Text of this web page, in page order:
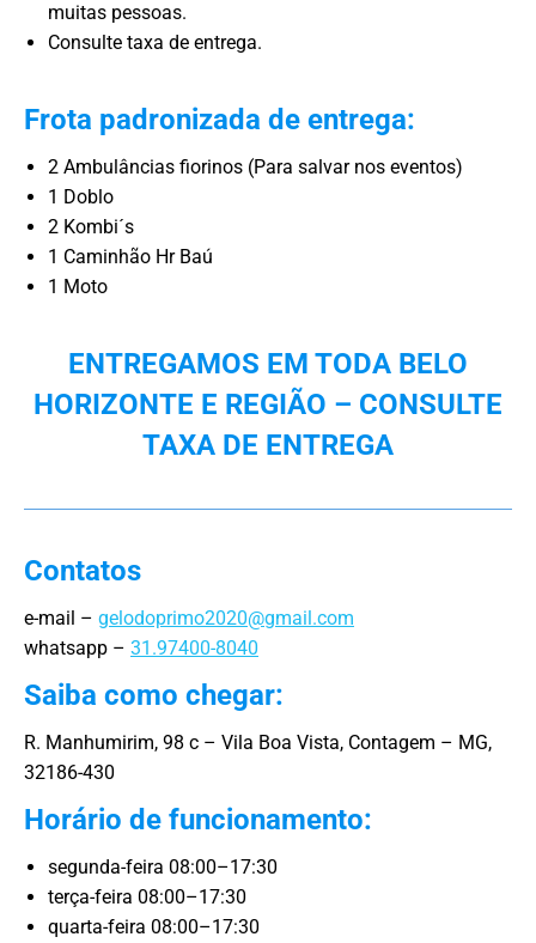
muitas pessoas.
Consulte taxa de entrega.
Frota padronizada de entrega:
2 Ambulâncias fiorinos (Para salvar nos eventos)
1 Doblo
2 Kombi´s
1 Caminhão Hr Baú
1 Moto
ENTREGAMOS EM TODA BELO
HORIZONTE E REGIÃO – CONSULTE
TAXA DE ENTREGA
Contatos
e-mail – gelodoprimo2020@gmail.com
whatsapp – 31.97400-8040
Saiba como chegar:
R. Manhumirim, 98 c – Vila Boa Vista, Contagem – MG,
32186-430
Horário de funcionamento:
segunda-feira 08:00–17:30
terça-feira 08:00–17:30
quarta-feira 08:00–17:30